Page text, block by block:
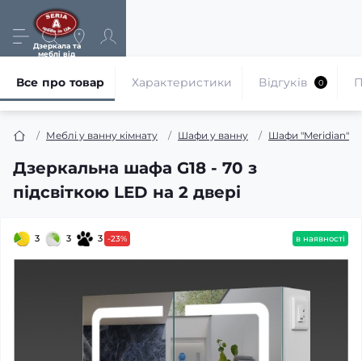
Дзеркала та
меблі від
Меблі у ванну кімнату Шафи у ванну Шафи "Meridian"
Дзеркальна шафа G18 - 70 з
підсвіткою LED на 2 двері
Все про товар Характеристики Відгуків 0
3 3 3 -23% в наявності